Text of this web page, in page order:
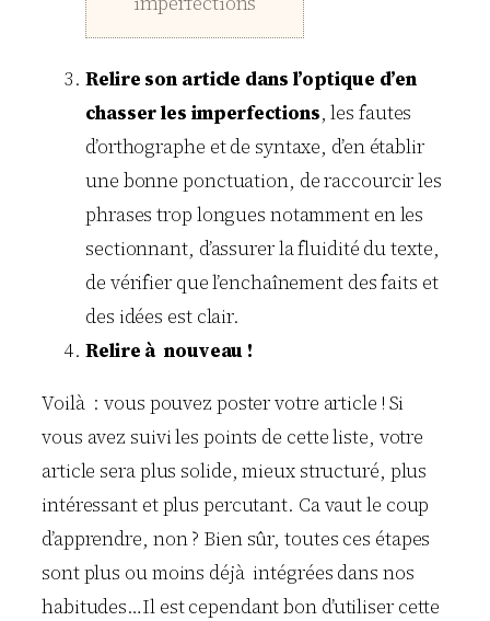
Relire son article dans l’optique d’en
chasser les imperfections, les fautes
d’orthographe et de syntaxe, d’en établir
une bonne ponctuation, de raccourcir les
phrases trop longues notamment en les
sectionnant, d’assurer la fluidité du texte,
de vérifier que l’enchaînement des faits et
des idées est clair.
Relire à nouveau !
Voilà : vous pouvez poster votre article ! Si
vous avez suivi les points de cette liste, votre
article sera plus solide, mieux structuré, plus
intéressant et plus percutant. Ca vaut le coup
d’apprendre, non ? Bien sûr, toutes ces étapes
sont plus ou moins déjà intégrées dans nos
habitudes…Il est cependant bon d’utiliser cette